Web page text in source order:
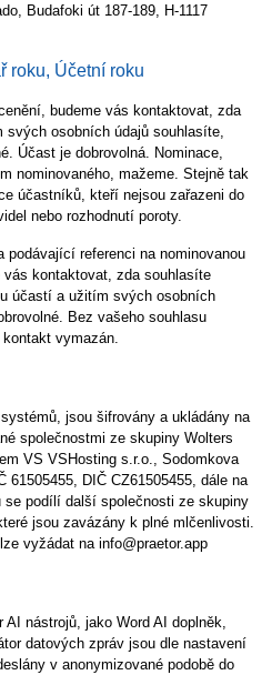
Budafoki út 187-189, H-1117
roku, Účetní roku
budeme vás kontaktovat, zda
osobních údajů souhlasíte,
Účast je dobrovolná. Nominace,
nominovaného, mažeme. Stejně tak
účastníků, kteří nejsou zařazeni do
nebo rozhodnutí poroty.
podávající referenci na nominovanou
kontaktovat, zda souhlasíte
účastí a užitím svých osobních
Bez vašeho souhlasu
vymazán.
jsou šifrovány a ukládány na
společnostmi ze skupiny Wolters
VS VSHosting s.r.o., Sodomkova
61505455, DIČ CZ61505455, dále na
podílí další společnosti ze skupiny
jsou zavázány k plné mlčenlivosti.
vyžádat na info@praetor.app
AI nástrojů, jako Word AI doplněk,
datových zpráv jsou dle nastavení
v anonymizované podobě do